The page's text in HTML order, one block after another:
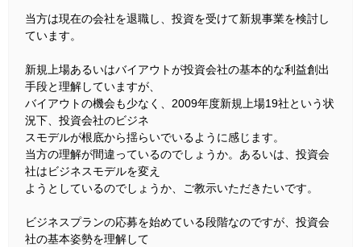
当方は現在の会社を退職し、投資を受けて新規事業を検討し
ています。
新規上場あるいはバイアウトが投資会社の基本的な利益創出
手段と理解していますが、
バイアウトの機会も少なく、2009年度新規上場19社という状
況下、投資会社のビジネ
スモデルが根底から揺らいでいるように感じます。
当方の理解が間違っているのでしょうか。あるいは、投資会
社はビジネスモデルを変え
ようとしているのでしょうか、ご教示いただきたいです。
ビジネスプランの応募を始めている段階なのですが、投資会
社の基本姿勢を理解して